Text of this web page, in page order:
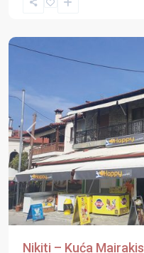
Nikiti
Previous
Nikiti – Kuća Mairakis